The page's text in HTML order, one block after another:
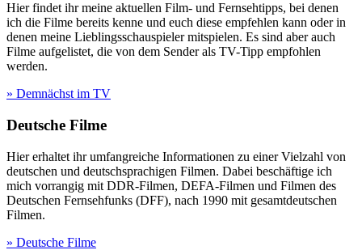
Hier findet ihr meine aktuellen Film- und Fernsehtipps, bei denen
ich die Filme bereits kenne und euch diese empfehlen kann oder in
denen meine Lieblingsschauspieler mitspielen. Es sind aber auch
Filme aufgelistet, die von dem Sender als TV-Tipp empfohlen
werden.
» Demnächst im TV
Deutsche Filme
Hier erhaltet ihr umfangreiche Informationen zu einer Vielzahl von
deutschen und deutschsprachigen Filmen. Dabei beschäftige ich
mich vorrangig mit DDR-Filmen, DEFA-Filmen und Filmen des
Deutschen Fernsehfunks (DFF), nach 1990 mit gesamtdeutschen
Filmen.
» Deutsche Filme